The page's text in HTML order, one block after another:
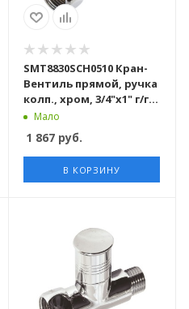
SMT8830SCH0510 Кран-
Вентиль прямой, ручка
колп., хром, 3/4"х1" г/г,
20шт/кор
Мало
1 867руб.
В КОРЗИНУ